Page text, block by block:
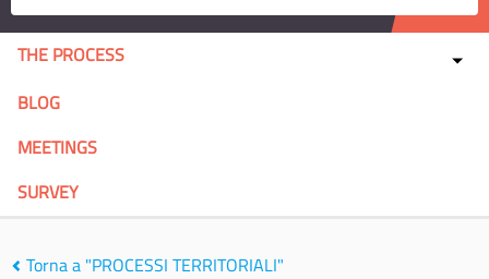
THE PROCESS
BLOG
MEETINGS
SURVEY
Torna a "PROCESSI TERRITORIALI"